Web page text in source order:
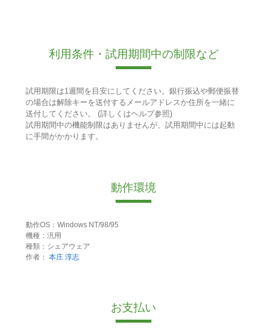
利用条件・試用期間中の制限など
試用期限は1週間を目安にしてください。銀行振込や郵便振替
の場合は解除キーを送付するメールアドレスか住所を一緒に
送付してください。 (詳しくはヘルプ参照)
試用期間中の機能制限はありませんが、試用期間中には起動
に手間がかかります。
動作環境
動作OS：Windows NT/98/95
機種：汎用
種類：シェアウェア
作者： 本庄 淳志
お支払い